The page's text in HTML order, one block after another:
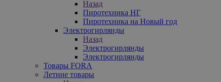
Назад
Пиротехника НГ
Пиротехника на Новый год
Электрогирлянды
Назад
Электрогирлянды
Электрогирлянды
Товары FORA
Летние товары